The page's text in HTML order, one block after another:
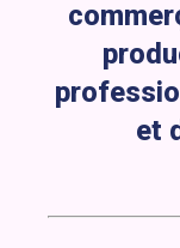
et